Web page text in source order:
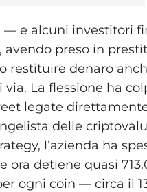
e alcuni investitori
avendo preso in
restituire denaro
via. La flessione ha
legate
delle
l’azienda ha
ora detiene quasi
ogni coin — circa il